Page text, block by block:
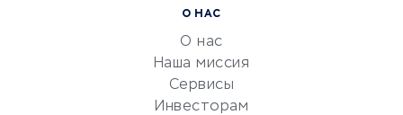
О НАС
О нас
Наша миссия
Сервисы
Инвесторам